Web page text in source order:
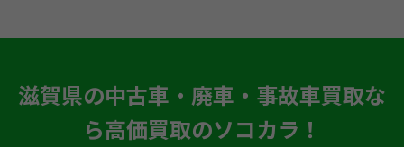
滋賀県の中古車・廃車・事故車買取な
ら高価買取のソコカラ！